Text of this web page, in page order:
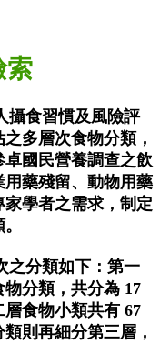
索
攝食習慣及風險評
多層次食物分類，
國民營養調查之飲
藥殘留、動物用藥
學者之需求，制定
分類如下： 第一
分類，共分為 17
食物小類共有 67
則再細分第三層，